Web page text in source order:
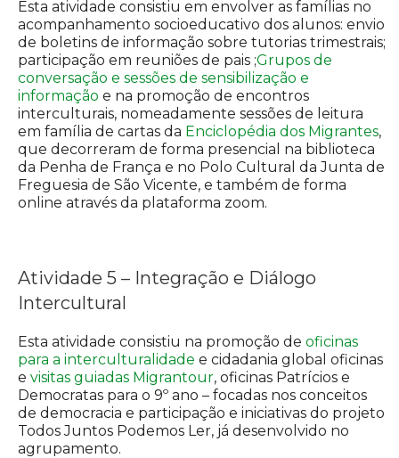
Esta atividade consistiu em envolver as famílias no
acompanhamento socioeducativo dos alunos: envio
de boletins de informação sobre tutorias trimestrais;
participação em reuniões de pais ;Grupos de
conversação e sessões de sensibilização e
informação e na promoção de encontros
interculturais, nomeadamente sessões de leitura
em família de cartas da Enciclopédia dos Migrantes,
que decorreram de forma presencial na biblioteca
da Penha de França e no Polo Cultural da Junta de
Freguesia de São Vicente, e também de forma
online através da plataforma zoom.
Atividade 5 – Integração e Diálogo
Intercultural
Esta atividade consistiu na promoção de oficinas
para a interculturalidade e cidadania global oficinas
e visitas guiadas Migrantour, oficinas Patrícios e
Democratas para o 9º ano – focadas nos conceitos
de democracia e participação e iniciativas do projeto
Todos Juntos Podemos Ler, já desenvolvido no
agrupamento.